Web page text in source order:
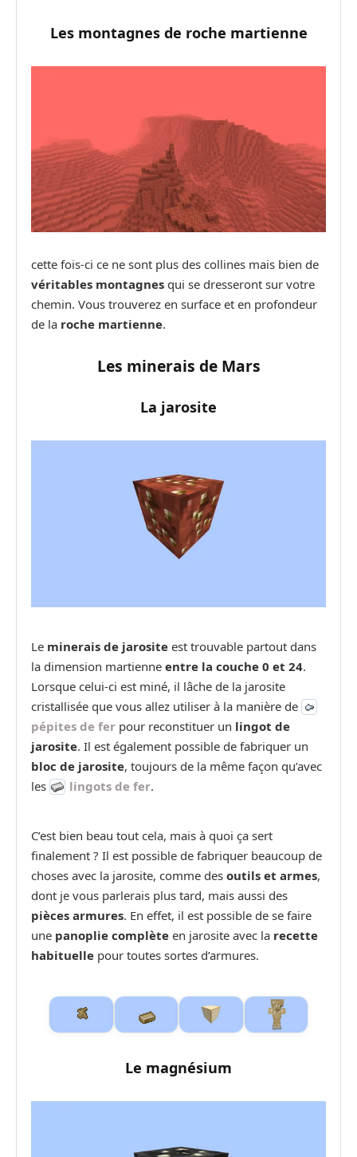
Les montagnes de roche martienne
cette fois-ci ce ne sont plus des collines mais bien de
véritables montagnes qui se dresseront sur votre
chemin. Vous trouverez en surface et en profondeur
de la roche martienne.
Les minerais de Mars
La jarosite
Le minerais de jarosite est trouvable partout dans
la dimension martienne entre la couche 0 et 24.
Lorsque celui-ci est miné, il lâche de la jarosite
cristallisée que vous allez utiliser à la manière de
pépites de fer pour reconstituer un lingot de
jarosite. Il est également possible de fabriquer un
bloc de jarosite, toujours de la même façon qu’avec
les
lingots de fer.
C’est bien beau tout cela, mais à quoi ça sert
finalement ? Il est possible de fabriquer beaucoup de
choses avec la jarosite, comme des outils et armes,
dont je vous parlerais plus tard, mais aussi des
pièces armures. En effet, il est possible de se faire
une panoplie complète en jarosite avec la recette
habituelle pour toutes sortes d’armures.
Le magnésium